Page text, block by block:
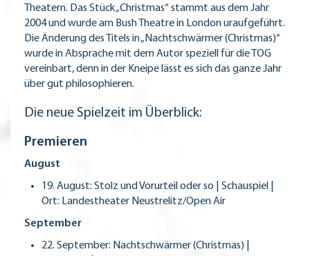
Theatern. Das Stück „Christmas“ stammt aus dem Jahr
2004 und wurde am Bush Theatre in London uraufgeführt.
Die Änderung des Titels in „Nachtschwärmer (Christmas)“
wurde in Absprache mit dem Autor speziell für die TOG
vereinbart, denn in der Kneipe lässt es sich das ganze Jahr
über gut philosophieren.
Die neue Spielzeit im Überblick:
Premieren
August
19. August: Stolz und Vorurteil oder so | Schauspiel |
Ort: Landestheater Neustrelitz/Open Air
September
22. September: Nachtschwärmer (Christmas) |